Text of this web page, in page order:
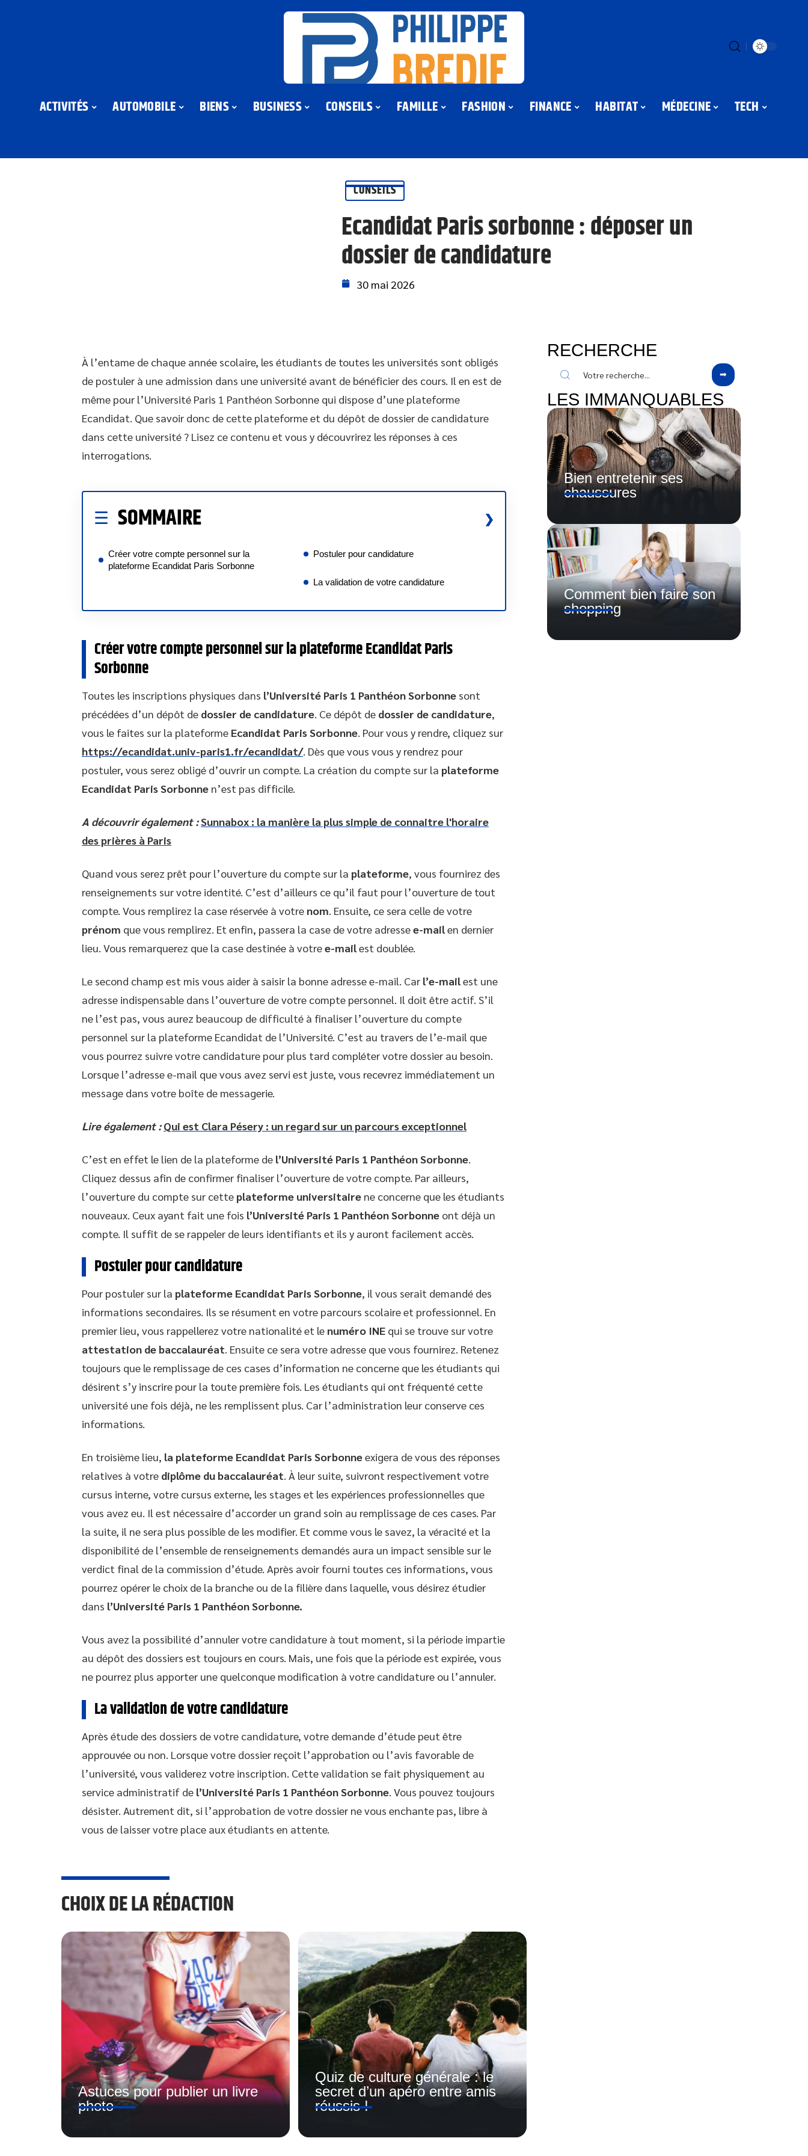
ACTIVITÉS AUTOMOBILE BIENS BUSINESS CONSEILS FAMILLE FASHION FINANCE HABITAT MÉDECINE TECH
CONSEILS
Ecandidat Paris sorbonne : déposer un
dossier de candidature
30 mai 2026
À l’entame de chaque année scolaire, les étudiants de toutes les universités sont obligés
de postuler à une admission dans une université avant de bénéficier des cours. Il en est de
même pour l’Université Paris 1 Panthéon Sorbonne qui dispose d’une plateforme
Ecandidat. Que savoir donc de cette plateforme et du dépôt de dossier de candidature
dans cette université ? Lisez ce contenu et vous y découvrirez les réponses à ces
interrogations.
SOMMAIRE
Créer votre compte personnel sur la
plateforme Ecandidat Paris Sorbonne
Postuler pour candidature
La validation de votre candidature
Créer votre compte personnel sur la plateforme Ecandidat Paris
Sorbonne
Toutes les inscriptions physiques dans l’Université Paris 1 Panthéon Sorbonne sont
précédées d’un dépôt de dossier de candidature. Ce dépôt de dossier de candidature,
vous le faites sur la plateforme Ecandidat Paris Sorbonne. Pour vous y rendre, cliquez sur
https://ecandidat.univ-paris1.fr/ecandidat/. Dès que vous vous y rendrez pour
postuler, vous serez obligé d’ouvrir un compte. La création du compte sur la plateforme
Ecandidat Paris Sorbonne n’est pas difficile.
A découvrir également :Sunnabox : la manière la plus simple de connaitre l'horaire
des prières à Paris
Quand vous serez prêt pour l’ouverture du compte sur la plateforme, vous fournirez des
renseignements sur votre identité. C’est d’ailleurs ce qu’il faut pour l’ouverture de tout
compte. Vous remplirez la case réservée à votre nom. Ensuite, ce sera celle de votre
prénom que vous remplirez. Et enfin, passera la case de votre adressee-mailen dernier
lieu. Vous remarquerez que la case destinée à votree-mailest doublée.
Le second champ est mis vous aider à saisir la bonne adresse e-mail. Car l’e-mailest une
adresse indispensable dans l’ouverture de votre compte personnel. Il doit être actif. S’il
ne l’est pas, vous aurez beaucoup de difficulté à finaliser l’ouverture du compte
personnel sur la plateforme Ecandidat de l’Université. C’est au travers de l’e-mail que
vous pourrez suivre votre candidature pour plus tard compléter votre dossier au besoin.
Lorsque l’adresse e-mail que vous avez servi est juste, vous recevrez immédiatement un
message dans votre boîte de messagerie.
Lire également : Qui est Clara Pésery : un regard sur un parcours exceptionnel
C’est en effet le lien de la plateforme de l’Université Paris 1 Panthéon Sorbonne.
Cliquez dessus afin de confirmer finaliser l’ouverture de votre compte. Par ailleurs,
l’ouverture du compte sur cette plateforme universitaire ne concerne que les étudiants
nouveaux. Ceux ayant fait une fois l’Université Paris 1 Panthéon Sorbonne ont déjà un
compte. Il suffit de se rappeler de leurs identifiants et ils y auront facilement accès.
Postuler pour candidature
Pour postuler sur la plateforme Ecandidat Paris Sorbonne, il vous serait demandé des
informations secondaires. Ils se résument en votre parcours scolaire et professionnel. En
premier lieu, vous rappellerez votre nationalité et le numéro INE qui se trouve sur votre
attestation de baccalauréat. Ensuite ce sera votre adresse que vous fournirez. Retenez
toujours que le remplissage de ces cases d’information ne concerne que les étudiants qui
désirent s’y inscrire pour la toute première fois. Les étudiants qui ont fréquenté cette
université une fois déjà, ne les remplissent plus. Car l’administration leur conserve ces
informations.
En troisième lieu, la plateforme Ecandidat Paris Sorbonneexigera de vous des réponses
relatives à votre diplôme du baccalauréat. À leur suite, suivront respectivement votre
cursus interne, votre cursus externe, les stages et les expériences professionnelles que
vous avez eu. Il est nécessaire d’accorder un grand soin au remplissage de ces cases. Par
la suite, il ne sera plus possible de les modifier. Et comme vous le savez, la véracité et la
disponibilité de l’ensemble de renseignements demandés aura un impact sensible sur le
verdict final de la commission d’étude. Après avoir fourni toutes ces informations, vous
pourrez opérer le choix de la branche ou de la filière dans laquelle, vous désirez étudier
dans l’Université Paris 1 Panthéon Sorbonne.
Vous avez la possibilité d’annuler votre candidature à tout moment, si la période impartie
au dépôt des dossiers est toujours en cours. Mais, une fois que la période est expirée, vous
ne pourrez plus apporter une quelconque modification à votre candidature ou l’annuler.
La validation de votre candidature
Après étude des dossiers de votre candidature, votre demande d’étude peut être
approuvée ou non. Lorsque votre dossier reçoit l’approbation ou l’avis favorable de
l’université, vous validerez votre inscription. Cette validation se fait physiquement au
service administratif de l’Université Paris 1 Panthéon Sorbonne. Vous pouvez toujours
désister. Autrement dit, si l’approbation de votre dossier ne vous enchante pas, libre à
vous de laisser votre place aux étudiants en attente.
CHOIX DE LA RÉDACTION
Astuces pour publier un livre
photo
Quiz de culture générale : le
secret d’un apéro entre amis
réussis !
RECHERCHE
LES IMMANQUABLES
Bien entretenir ses
chaussures
Comment bien faire son
shopping